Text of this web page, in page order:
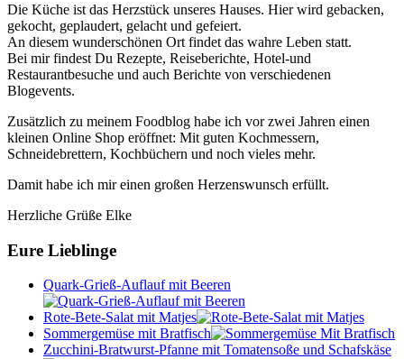
Die Küche ist das Herzstück unseres Hauses. Hier wird gebacken,
gekocht, geplaudert, gelacht und gefeiert.
An diesem wunderschönen Ort findet das wahre Leben statt.
Bei mir findest Du Rezepte, Reiseberichte, Hotel-und
Restaurantbesuche und auch Berichte von verschiedenen
Blogevents.
Zusätzlich zu meinem Foodblog habe ich vor zwei Jahren einen
kleinen Online Shop eröffnet: Mit guten Kochmessern,
Schneidebrettern, Kochbüchern und noch vieles mehr.
Damit habe ich mir einen großen Herzenswunsch erfüllt.
Herzliche Grüße Elke
Eure Lieblinge
Quark-Grieß-Auflauf mit Beeren
Rote-Bete-Salat mit Matjes
Sommergemüse mit Bratfisch
Zucchini-Bratwurst-Pfanne mit Tomatensoße und Schafskäse